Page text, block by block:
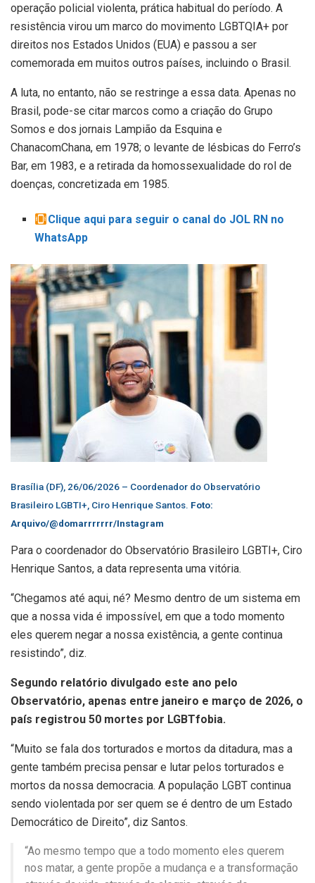
operação policial violenta, prática habitual do período. A
resistência virou um marco do movimento LGBTQIA+ por
direitos nos Estados Unidos (EUA) e passou a ser
comemorada em muitos outros países, incluindo o Brasil.
A luta, no entanto, não se restringe a essa data. Apenas no
Brasil, pode-se citar marcos como a criação do Grupo
Somos e dos jornais Lampião da Esquina e
ChanacomChana, em 1978; o levante de lésbicas do Ferro’s
Bar, em 1983, e a retirada da homossexualidade do rol de
doenças, concretizada em 1985.
Clique aqui para seguir o canal do JOL RN no
WhatsApp
Brasília (DF), 26/06/2026 – Coordenador do Observatório
Brasileiro LGBTI+, Ciro Henrique Santos. Foto:
Arquivo/@domarrrrrrr/Instagram
Para o coordenador do Observatório Brasileiro LGBTI+, Ciro
Henrique Santos, a data representa uma vitória.
“Chegamos até aqui, né? Mesmo dentro de um sistema em
que a nossa vida é impossível, em que a todo momento
eles querem negar a nossa existência, a gente continua
resistindo”, diz.
Segundo relatório divulgado este ano pelo
Observatório, apenas entre janeiro e março de 2026, o
país registrou 50 mortes por LGBTfobia.
“Muito se fala dos torturados e mortos da ditadura, mas a
gente também precisa pensar e lutar pelos torturados e
mortos da nossa democracia. A população LGBT continua
sendo violentada por ser quem se é dentro de um Estado
Democrático de Direito”, diz Santos.
“Ao mesmo tempo que a todo momento eles querem
nos matar, a gente propõe a mudança e a transformação